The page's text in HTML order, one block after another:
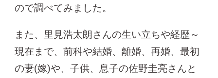
ので調べてみました。
また、里見浩太朗さんの生い立ちや経歴～
現在まで、前科や結婚、離婚、再婚、最初
の妻(嫁)や、子供、息子の佐野圭亮さんと